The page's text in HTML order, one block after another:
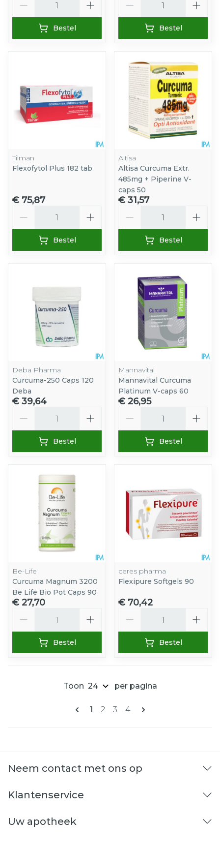
Bestel Bestel
Tilman
Flexofytol Plus 182 tab
€ 75,87
Bestel
Altisa
Altisa Curcuma Extr.
485mg + Piperine V-
caps 50
€ 31,57
Bestel
Deba Pharma
Curcuma-250 Caps 120
Deba
€ 39,64
Bestel
Mannavital
Mannavital Curcuma
Platinum V-caps 60
€ 26,95
Bestel
Be-Life
Curcuma Magnum 3200
Be Life Bio Pot Caps 90
€ 27,70
Bestel
ceres pharma
Flexipure Softgels 90
€ 70,42
Bestel
Pagina's
U lees momenteel pagina
1 Pagina
2 Pagina
3 Pagina
4
Toon per pagina
Neem contact met ons op
Klantenservice
Uw apotheek